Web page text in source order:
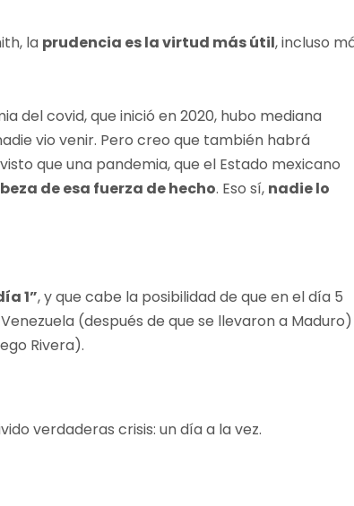
la prudencia es la virtud más útil, incluso
del covid, que inició en 2020, hubo mediana
vio venir. Pero creo que también habrá
que una pandemia, que el Estado mexicano
de esa fuerza de hecho. Eso sí, nadie lo
1”, y que cabe la posibilidad de que en el día 5
(después de que se llevaron a
Rivera).
verdaderas crisis: un día a la vez.